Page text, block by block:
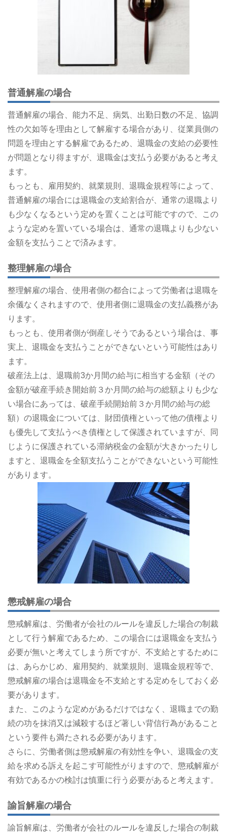
普通解雇の場合
普通解雇の場合、能力不足、病気、出勤日数の不足、協調
性の欠如等を理由として解雇する場合があり、従業員側の
問題を理由とする解雇であるため、退職金の支給の必要性
が問題となり得ますが、退職金は支払う必要があると考え
ます。
もっとも、雇用契約、就業規則、退職金規程等によって、
普通解雇の場合には退職金の支給割合が、通常の退職より
も少なくなるという定めを置くことは可能ですので、この
ような定めを置いている場合は、通常の退職よりも少ない
金額を支払うことで済みます。
整理解雇の場合
整理解雇の場合、使用者側の都合によって労働者は退職を
余儀なくされますので、使用者側に退職金の支払義務があ
ります。
もっとも、使用者側が倒産しそうであるという場合は、事
実上、退職金を支払うことができないという可能性はあり
ます。
破産法上は、退職前3か月間の給与に相当する金額（その
金額が破産手続き開始前３か月間の給与の総額よりも少な
い場合にあっては、破産手続開始前３か月間の給与の総
額）の退職金については、財団債権といって他の債権より
も優先して支払うべき債権として保護されていますが、同
じように保護されている滞納税金の金額が大きかったりし
ますと、退職金を全額支払うことができないという可能性
があります。
懲戒解雇の場合
懲戒解雇は、労働者が会社のルールを違反した場合の制裁
として行う解雇であるため、この場合には退職金を支払う
必要が無いと考えてしまう所ですが、不支給とするために
は、あらかじめ、雇用契約、就業規則、退職金規程等で、
懲戒解雇の場合は退職金を不支給とする定めをしておく必
要があります。
また、このような定めがあるだけではなく、退職までの勤
続の功を抹消又は減殺するほど著しい背信行為があること
という要件も満たされる必要があります。
さらに、労働者側は懲戒解雇の有効性を争い、退職金の支
給を求める訴えを起こす可能性がりますので、懲戒解雇が
有効であるかの検討は慎重に行う必要があると考えます。
諭旨解雇の場合
諭旨解雇は、労働者が会社のルールを違反した場合の制裁